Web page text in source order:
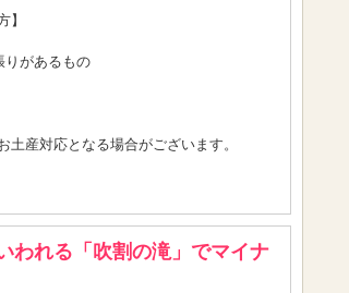
】
りがあるもの
産対応となる場合がございます。
われる「吹割の滝」でマイナ